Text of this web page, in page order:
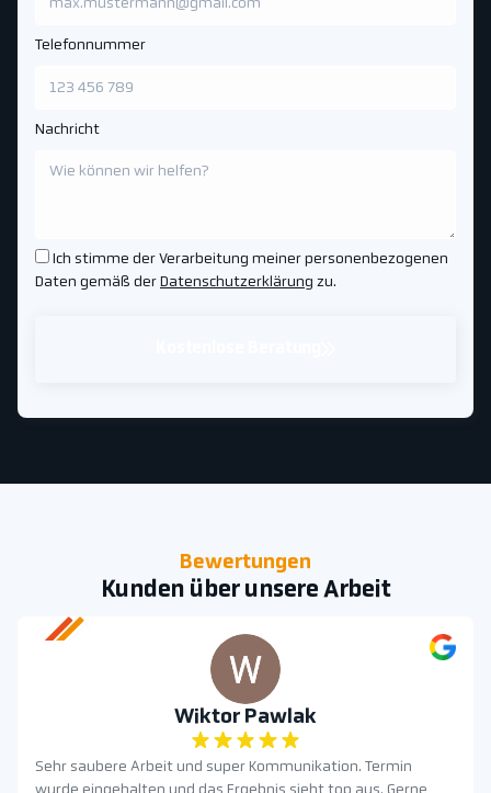
Telefonnummer
Nachricht
Ich stimme der Verarbeitung meiner personenbezogenen
Daten gemäß der Datenschutzerklärung zu.
Bewertungen
Kunden über unsere Arbeit
Wiktor Pawlak
Sehr saubere Arbeit und super Kommunikation. Termin